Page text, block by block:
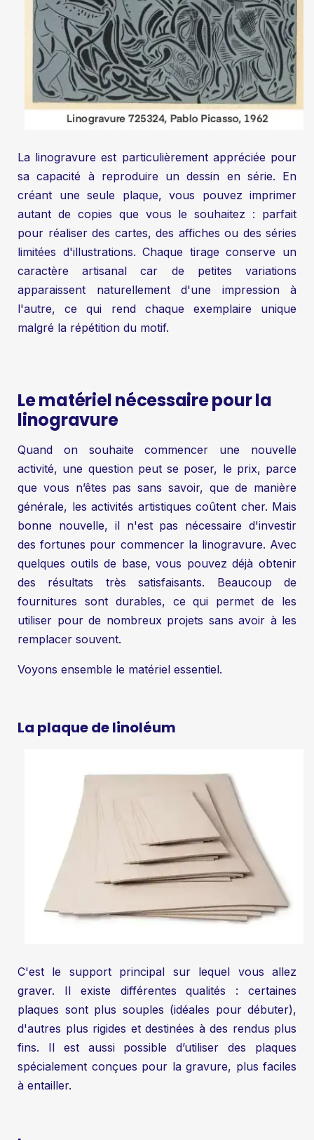
La linogravure est particulièrement appréciée pour
sa capacité à reproduire un dessin en série. En
créant une seule plaque, vous pouvez imprimer
autant de copies que vous le souhaitez : parfait
pour réaliser des cartes, des affiches ou des séries
limitées d'illustrations. Chaque tirage conserve un
caractère artisanal car de petites variations
apparaissent naturellement d'une impression à
l'autre, ce qui rend chaque exemplaire unique
malgré la répétition du motif.
Le matériel nécessaire pour la
linogravure
Quand on souhaite commencer une nouvelle
activité, une question peut se poser, le prix, parce
que vous n’êtes pas sans savoir, que de manière
générale, les activités artistiques coûtent cher. Mais
bonne nouvelle, il n'est pas nécessaire d'investir
des fortunes pour commencer la linogravure. Avec
quelques outils de base, vous pouvez déjà obtenir
des résultats très satisfaisants. Beaucoup de
fournitures sont durables, ce qui permet de les
utiliser pour de nombreux projets sans avoir à les
remplacer souvent.
Voyons ensemble le matériel essentiel.
La plaque de linoléum
C'est le support principal sur lequel vous allez
graver. Il existe différentes qualités : certaines
plaques sont plus souples (idéales pour débuter),
d'autres plus rigides et destinées à des rendus plus
fins. Il est aussi possible d’utiliser des plaques
spécialement conçues pour la gravure, plus faciles
à entailler.